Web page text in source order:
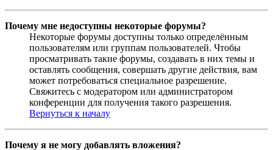
Почему мне недоступны некоторые форумы?
Некоторые форумы доступны только определённым
пользователям или группам пользователей. Чтобы
просматривать такие форумы, создавать в них темы и
оставлять сообщения, совершать другие действия, вам
может потребоваться специальное разрешение.
Свяжитесь с модератором или администратором
конференции для получения такого разрешения.
Вернуться к началу
Почему я не могу добавлять вложения?